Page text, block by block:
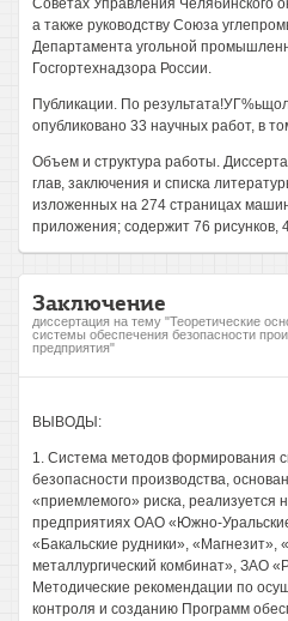
Советах Управления Челябинского
а также руководству Союза
Департамента угольной
Госгортехнадзора России.
Публикации. По
опубликовано 33 научных работ, в
Объем и структура работы.
глав, заключения и списка
изложенных на 274 страницах
приложения; содержит 76 рисунков,
Заключение
диссертация на тему "Теоретические
системы обеспечения безопасности
предприятия"
ВЫВОДЫ:
1. Система методов формирования
безопасности производства,
«приемлемого» риска, реализуется
предприятиях ОАО «Южно-
«Бакальские рудники», «Магнезит»,
металлургический комбинат», ЗАО
Методические рекомендации по
контроля и созданию Программ